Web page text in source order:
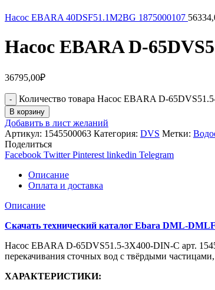
Насос EBARA 40DSF51.1M2BG 1875000107
Насос EBARA D-
36795,00₽
Количество товара Насос EBARA D-
В корзину
Добавить в лист желаний
Артикул: 1545500063 Категория: DVS Метки:
Поделиться
Facebook Twitter Pinterest linkedin Telegram
Описание
Оплата и доставка
Описание
Скачать технический каталог Ebara DML-DMLF
Насос EBARA D-65DVS51.5-3X400-DIN-C арт.
перекачивания сточных вод с твёрдыми
ХАРАКТЕРИСТИКИ: